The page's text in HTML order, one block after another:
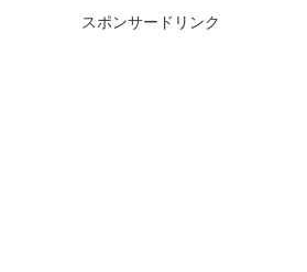
スポンサードリンク